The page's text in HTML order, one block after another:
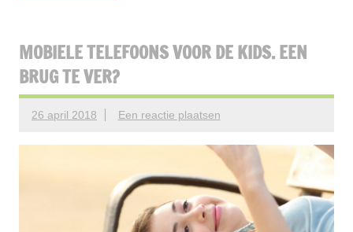
MOBIELE TELEFOONS VOOR DE KIDS. EEN
BRUG TE VER?
26 april 2018 Een reactie plaatsen